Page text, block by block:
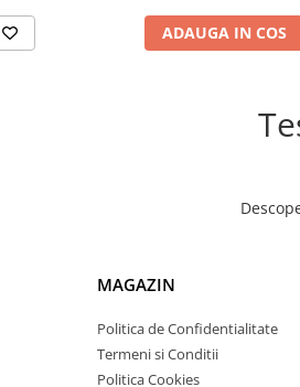
ADAUGA IN COS
MAGAZIN
Politica de Confidentialitate
Termeni si Conditii
Politica Cookies